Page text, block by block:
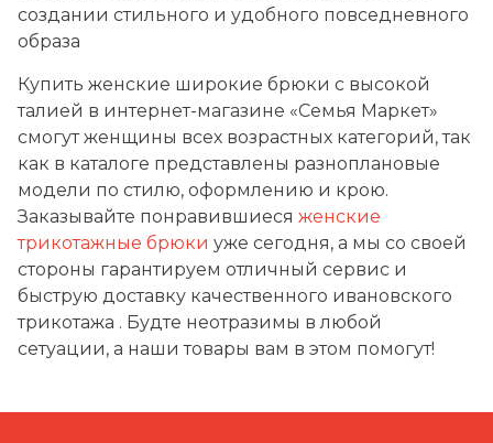
создании стильного и удобного повседневного
образа
Купить женские широкие брюки с высокой
талией в интернет-магазине «Семья Маркет»
смогут женщины всех возрастных категорий, так
как в каталоге представлены разноплановые
модели по стилю, оформлению и крою.
Заказывайте понравившиеся женские
трикотажные брюки уже сегодня, а мы со своей
стороны гарантируем отличный сервис и
быструю доставку качественного ивановского
трикотажа . Будте неотразимы в любой
сетуации, а наши товары вам в этом помогут!